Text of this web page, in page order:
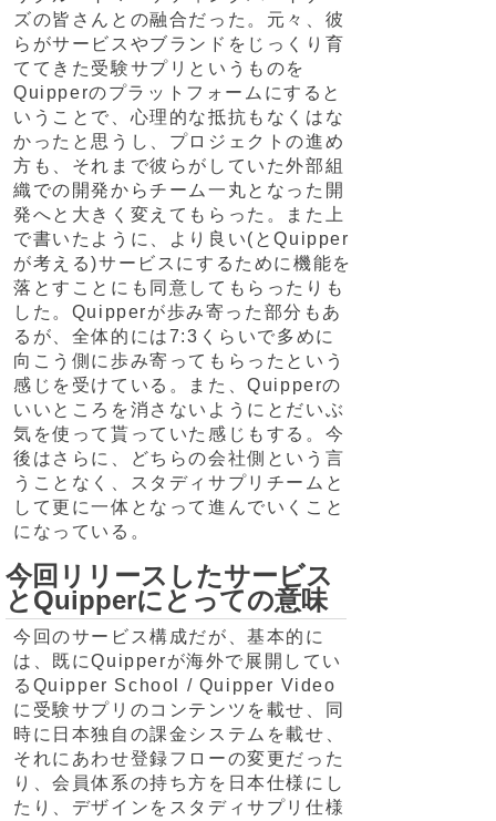
ズの皆さんとの融合だった。元々、彼
らがサービスやブランドをじっくり育
ててきた受験サプリというものを
Quipperのプラットフォームにすると
いうことで、心理的な抵抗もなくはな
かったと思うし、プロジェクトの進め
方も、それまで彼らがしていた外部組
織での開発からチーム一丸となった開
発へと大きく変えてもらった。また上
で書いたように、より良い(とQuipper
が考える)サービスにするために機能を
落とすことにも同意してもらったりも
した。Quipperが歩み寄った部分もあ
るが、全体的には7:3くらいで多めに
向こう側に歩み寄ってもらったという
感じを受けている。また、Quipperの
いいところを消さないようにとだいぶ
気を使って貰っていた感じもする。今
後はさらに、どちらの会社側という言
うことなく、スタディサプリチームと
して更に一体となって進んでいくこと
になっている。
今回リリースしたサービス
とQuipperにとっての意味
今回のサービス構成だが、基本的に
は、既にQuipperが海外で展開してい
るQuipper School / Quipper Video
に受験サプリのコンテンツを載せ、同
時に日本独自の課金システムを載せ、
それにあわせ登録フローの変更だった
り、会員体系の持ち方を日本仕様にし
たり、デザインをスタディサプリ仕様